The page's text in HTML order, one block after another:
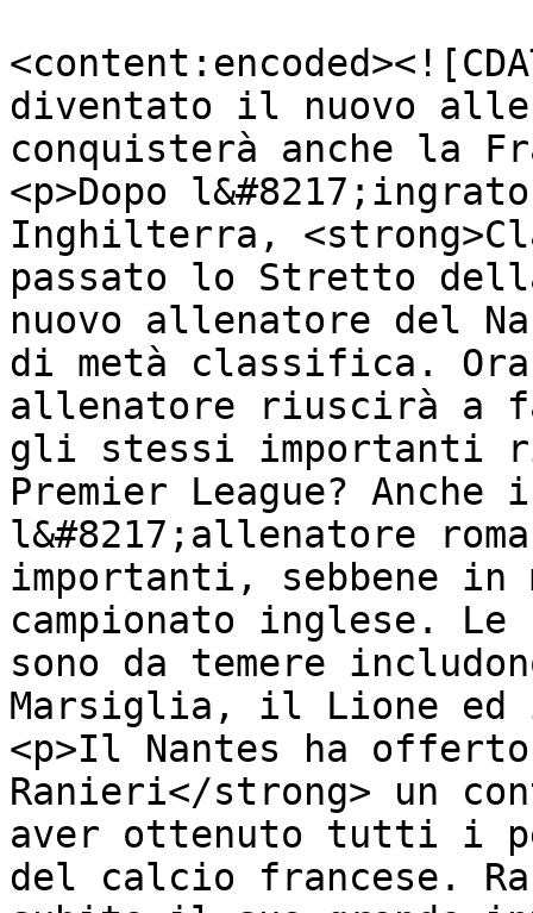
diventato il nuovo
conquisterà anche la
<p>Dopo
Inghilterra,
passato lo Stretto
nuovo allenatore del
di metà classifica. Ora
allenatore riuscirà a
gli stessi importanti
Premier League?
l&#8217;allenatore
importanti, sebbene
campionato inglese. Le
sono da temere
Marsiglia, il Lione ed
<p>Il Nantes ha
Ranieri</strong> un
aver ottenuto tutti i
del calcio francese.